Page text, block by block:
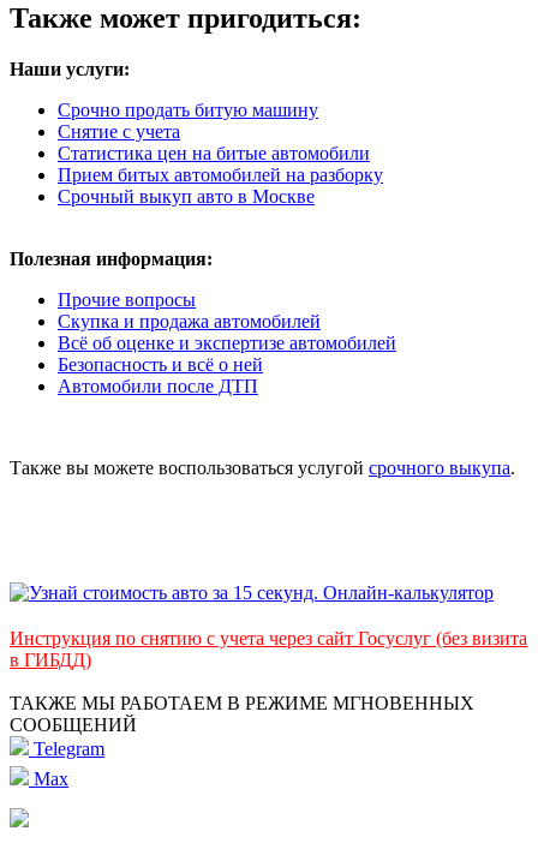
Также может пригодиться:
Наши услуги:
Срочно продать битую машину
Снятие с учета
Статистика цен на битые автомобили
Прием битых автомобилей на разборку
Срочный выкуп авто в Москве
Полезная информация:
Прочие вопросы
Скупка и продажа автомобилей
Всё об оценке и экспертизе автомобилей
Безопасность и всё о ней
Автомобили после ДТП
Также вы можете воспользоваться услугой срочного выкупа.
Инструкция по снятию с учета через сайт Госуслуг (без визита
в ГИБДД)
ТАКЖЕ МЫ РАБОТАЕМ В РЕЖИМЕ МГНОВЕННЫХ
СООБЩЕНИЙ
Telegram
Max